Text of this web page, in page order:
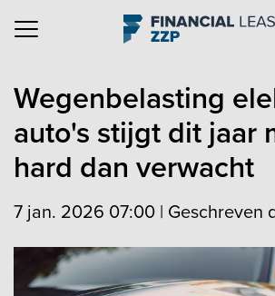
Navigation
Wegenbelasting
auto's stijgt dit jaar
hard dan verwacht
7 jan. 2026 07:00 | Geschreven